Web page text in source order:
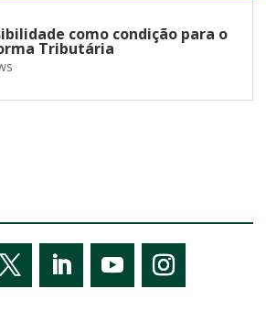
como condição para o
Tributária